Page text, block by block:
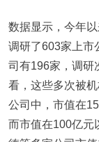
数据显示，今年
调研了603家上市
司有196家，调研
看，这些多次被
公司中，市值在
而市值在100亿元